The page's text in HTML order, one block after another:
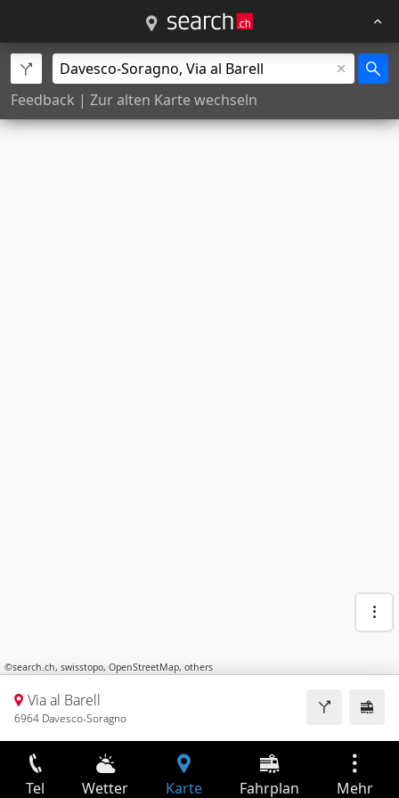
Feedback | Zur alten Karte wechseln
©search.ch, swisstopo, OpenStreetMap, others
Via al Barell
6964 Davesco-Soragno
Tel Wetter Karte Fahrplan Mehr